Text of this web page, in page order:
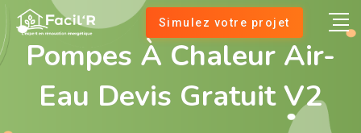
Simulez votre projet
Pompes À Chaleur Air-
Eau Devis Gratuit V2